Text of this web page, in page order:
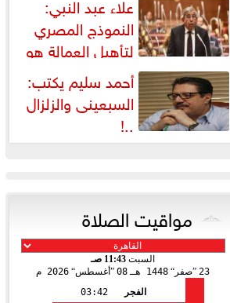
النموذج المصري
لتأهيل العمالة هو
البديل العملي والأمثل لأزمات...
أحمد سليم يكتب:
السبعينى والزلزال
..!
مواقيت الصلاة
السبت 11:43 صـ
23 صفر 1448 هـ 08 أغسطس 2026 م
الفجر
03:42